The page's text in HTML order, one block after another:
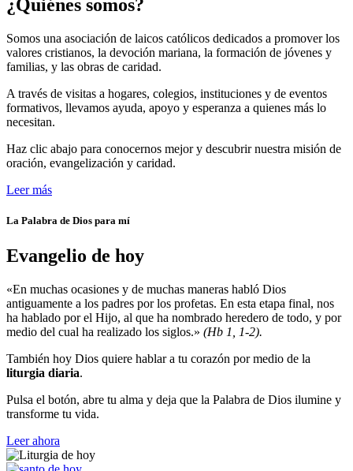
¿Quiénes somos?
Somos una asociación de laicos católicos dedicados a promover los
valores cristianos, la devoción mariana, la formación de jóvenes y
familias, y las obras de caridad.
A través de visitas a hogares, colegios, instituciones y de eventos
formativos, llevamos ayuda, apoyo y esperanza a quienes más lo
necesitan.
Haz clic abajo para conocernos mejor y descubrir nuestra misión de
oración, evangelización y caridad.
Leer más
La Palabra de Dios para mí
Evangelio de hoy
«En muchas ocasiones y de muchas maneras habló Dios
antiguamente a los padres por los profetas. En esta etapa final, nos
ha hablado por el Hijo, al que ha nombrado heredero de todo, y por
medio del cual ha realizado los siglos.» (Hb 1, 1-2).
También hoy Dios quiere hablar a tu corazón por medio de la
liturgia diaria.
Pulsa el botón, abre tu alma y deja que la Palabra de Dios ilumine y
transforme tu vida.
Leer ahora